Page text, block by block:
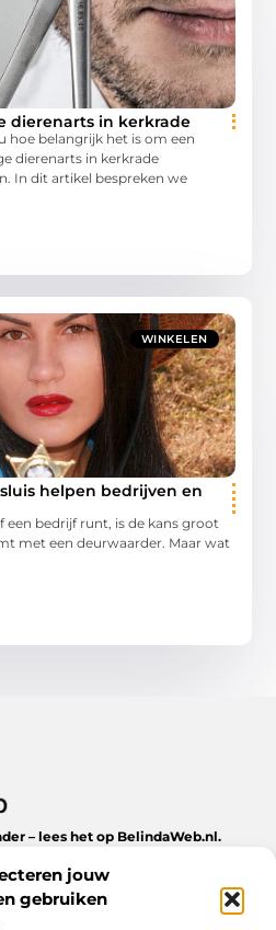
jouw
gebruiken
dierenarts in kerkrade
hoe belangrijk het is om een
dierenarts in kerkrade
In dit artikel bespreken we
WINKELEN
helpen bedrijven en
een bedrijf runt, is de kans groot
met een deurwaarder. Maar wat
– lees het op BelindaWeb.nl.
te bieden heeft.